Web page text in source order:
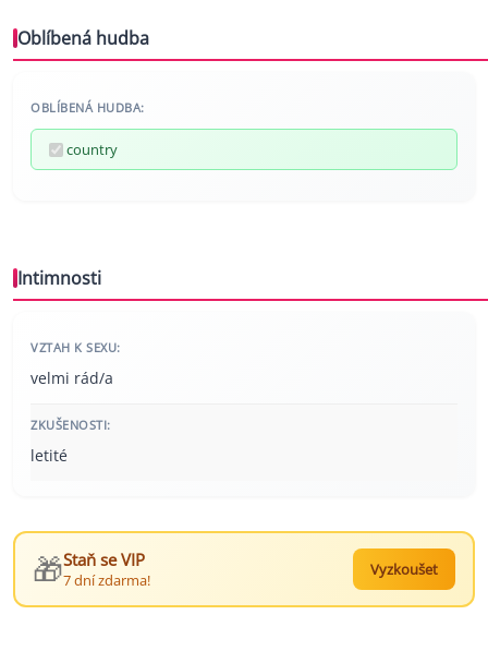
Oblíbená hudba
OBLÍBENÁ HUDBA:
country
Intimnosti
VZTAH K SEXU:
velmi rád/a
ZKUŠENOSTI:
letité
🎁Staň se VIP
7 dní zdarma!
Vyzkoušet